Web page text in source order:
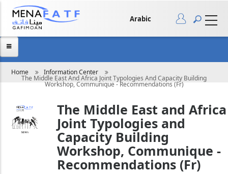
Skip
main
content Arabic
Breadcrumb
Home Information Center
The Middle East And Africa Joint Typologies And Capacity Building
Workshop, Communique - Recommendations (Fr)
The Middle East and Africa
Joint Typologies and
Capacity Building
Workshop, Communique -
Recommendations (Fr)